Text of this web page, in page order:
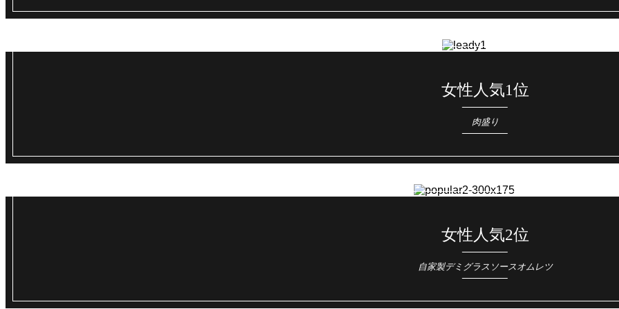
女性人気1位
肉盛り
女性人気2位
自家製デミグラスソースオムレツ